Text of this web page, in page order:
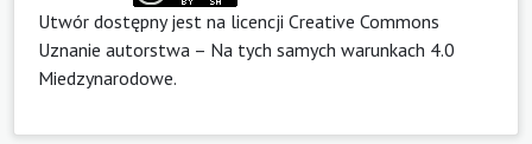
Utwór dostępny jest na licencji Creative Commons
Uznanie autorstwa – Na tych samych warunkach 4.0
Miedzynarodowe.